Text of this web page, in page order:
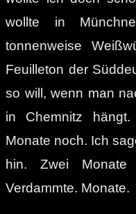
wollte in
tonnenweise
Feuilleton der
so will, wenn man
in Chemnitz
Monate noch. Ich
hin. Zwei
Verdammte. Monate.